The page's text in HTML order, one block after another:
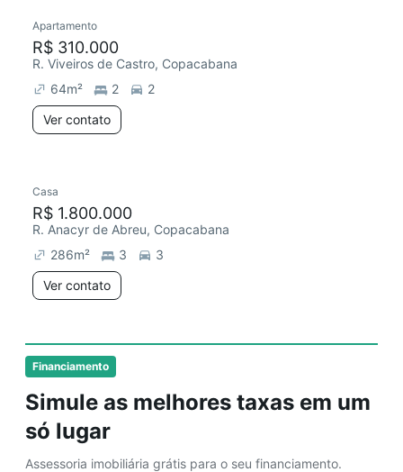
Financiamento
Simule as melhores taxas em um
só lugar
Assessoria imobiliária grátis para o seu financiamento.
Apartamento
R$ 310.000
R. Viveiros de Castro, Copacabana
64m² 2
2
Ver contato
Casa
R$ 1.800.000
R. Anacyr de Abreu, Copacabana
286m² 3
3
Ver contato